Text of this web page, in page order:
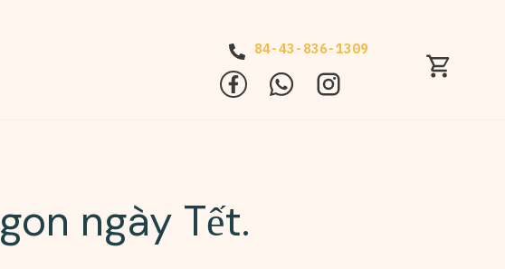
84-43-836-1309
ngày Tết.